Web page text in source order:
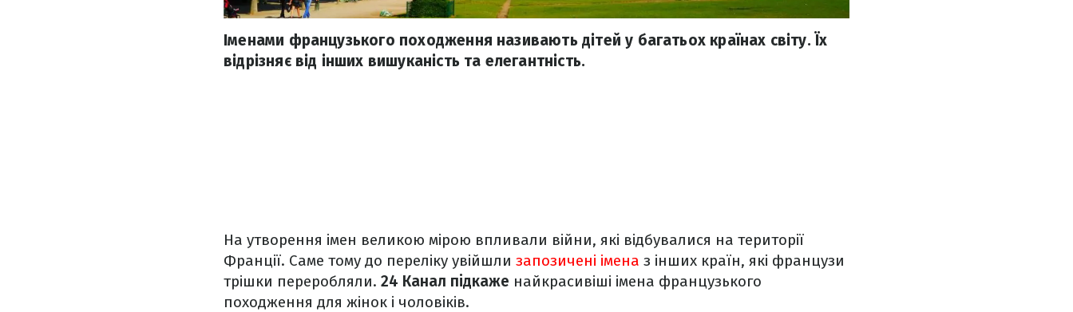
Іменами французького походження називають дітей у багатьох країнах світу. Їх
відрізняє від інших вишуканість та елегантність.
На утворення імен великою мірою впливали війни, які відбувалися на території
Франції. Саме тому до переліку увійшли запозичені імена з інших країн, які французи
трішки переробляли. 24 Канал підкаже найкрасивіші імена французького
походження для жінок і чоловіків.